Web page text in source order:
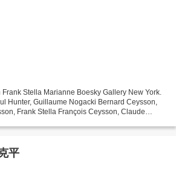
Stella Marianne Boesky Gallery New York.
Hunter, Guillaume Nogacki Bernard Ceysson,
Frank Stella François Ceysson, Claude
平